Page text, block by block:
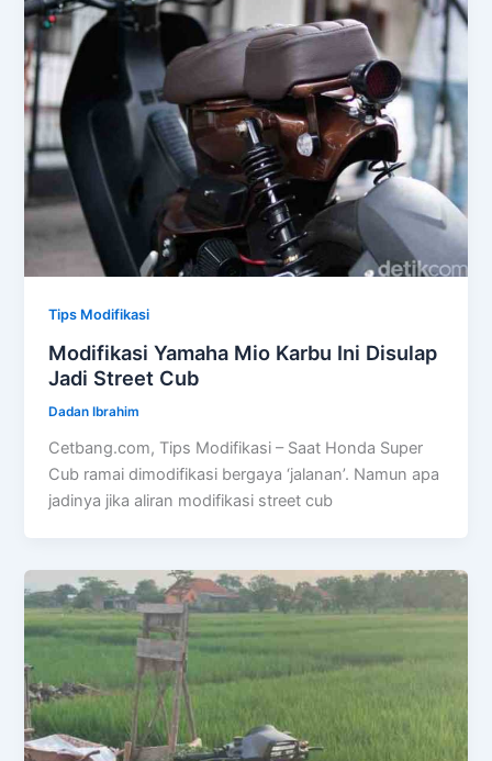
Tips Modifikasi
Modifikasi Yamaha Mio Karbu Ini Disulap
Jadi Street Cub
Dadan Ibrahim
Cetbang.com, Tips Modifikasi – Saat Honda Super
Cub ramai dimodifikasi bergaya ‘jalanan’. Namun apa
jadinya jika aliran modifikasi street cub